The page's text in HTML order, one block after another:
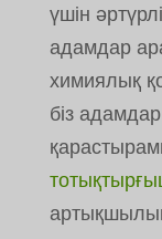
үшін
адамдар
химиялық
біз